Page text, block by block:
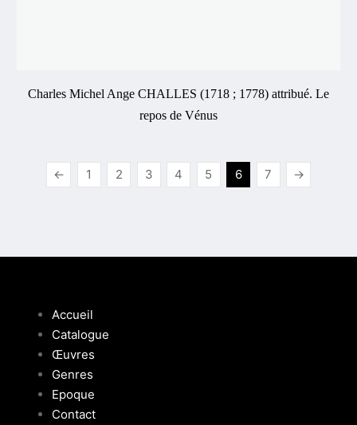
Charles Michel Ange CHALLES (1718 ; 1778) attribué. Le
repos de Vénus
← 1 2 3 4 5 6 7 →
Accueil
Catalogue
Œuvres
Genres
Epoque
Contact